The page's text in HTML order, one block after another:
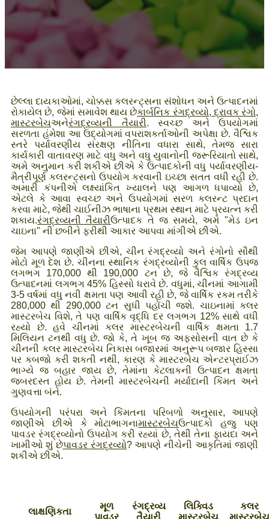
છેલ્લા દાયકાઓમાં, ચોક્કસ કલરન્ટ્સના સંશોધન અને ઉત્પાદનમાં
રોકાયેલ છે, જેમાં સમાવેશ થાય છેકાર્બનિક રંગદ્રવ્યો, દ્રાવક રંગો,
માસ્ટરબેચઅનેરંગદ્રવ્યની તૈયારી. સ્વચ્છ અને ઉપયોગમાં
સરળતા હંમેશા આ ઉદ્યોગમાં વપરાશકર્તાઓની અપેક્ષા છે. વૈશ્વિક
સ્તરે પર્યાવરણીય સંરક્ષણ નીતિના વધારા સાથે, તેમજ સારા
કાર્યકારી વાતાવરણ માટે વધુ અને વધુ યુવાનોની જરૂરિયાતો સાથે,
અમે અનુમાન કરી શકીએ છીએ કે ઉત્પાદકોની વધુ પર્યાવરણીય-
મૈત્રીપૂર્ણ કલરન્ટ્સનો ઉપયોગ કરવાની ઇચ્છા સતત વધી રહી છે.
અમારી કંપનીએ લક્ષ્યાંકિત ખ્યાલને પણ આગળ ધપાવ્યો છે,
એટલે કે આવા સ્વચ્છ અને ઉપયોગમાં સરળ કલરન્ટ પ્રદાન
કરવા માટે, જેથી ચાઈનીઝ ભાષાના પ્રથમ સ્થાન માટે પ્રયત્ન કરી
શકાય.રંગદ્રવ્યની તૈયારીઉત્પાદક તે જ સમયે, અમે "મેડ ઇન
ચાઇના" ની છબીને ફરીથી આકાર આપવા માંગીએ છીએ.
જેમ આપણે જાણીએ છીએ, ચીન રંગદ્રવ્યો અને રંગોનો સૌથી
મોટો મૂળ દેશ છે. ચીનના સ્થાનિક રંગદ્રવ્યોની કુલ વાર્ષિક ઉપજ
લગભગ 170,000 થી 190,000 ટન છે, જે વૈશ્વિક રંગદ્રવ્ય
ઉત્પાદનમાં લગભગ 45% હિસ્સો ધરાવે છે. વધુમાં, ચીનમાં આગામી
3-5 વર્ષમાં વધુ નવી ક્ષમતા પણ આવી રહી છે, જે વાર્ષિક રકમ તરીકે
280,000 થી 290,000 ટન સુધી પહોંચી જશે. ચાઇનામાં કલર
માસ્ટરબેચ વિશે, તે પણ વાર્ષિક વૃદ્ધિ દર લગભગ 12% સાથે વધી
રહ્યો છે. હવે ચીનમાં કલર માસ્ટરબેચની વાર્ષિક ક્ષમતા 1.7
મિલિયન ટનથી વધુ છે. જો કે, તે ખૂબ જ અફસોસની વાત છે કે
ચીનની કલર માસ્ટરબેચ નિકાસ બજારમાં અનુરૂપ બજાર હિસ્સા
પર કબજો કરી શકતી નથી, કારણ કે માસ્ટરબેચ એન્ટરપ્રાઈઝ
ભાગ્યે જ બહાર જાય છે, તેમાંના કેટલાકની ઉત્પાદન ક્ષમતા
જબરદસ્ત હોય છે. તેમની માસ્ટરબેચની મર્યાદાની કિંમત અને
ગુણવત્તા બંને.
ઉપયોગની પરંપરા અને કિંમતના પરિબળો અનુસાર, આપણે
જાણીએ છીએ કે મોટાભાગનામાસ્ટરબેચઉત્પાદકો હજુ પણ
પાવડર રંગદ્રવ્યોનો ઉપયોગ કરી રહ્યાં છે, તેથી તેના ફાયદા અને
ખામીઓ શું છેપાવડર રંગદ્રવ્યો? આપણે નીચેની આકૃતિમાં જાણી
શકીએ છીએ.
લાક્ષણિકતા
મૂળ
પાવડર
રંગદ્રવ્ય
તૈયારી
લિક્વિડ
માસ્ટરબેચ
કલર
માસ્ટરબેચ